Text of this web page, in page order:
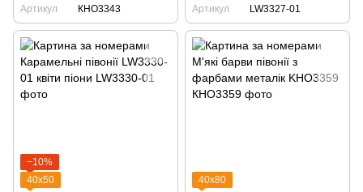
Артикул
КНО3343
Артикул
LW3327-01
−10%
40х50
40х80